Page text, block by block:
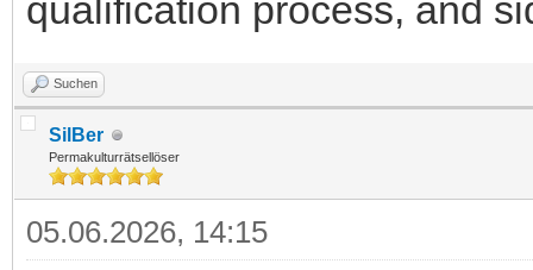
qualification process, and
Suchen
SilBer
Permakulturrätsellöser
05.06.2026, 14:15